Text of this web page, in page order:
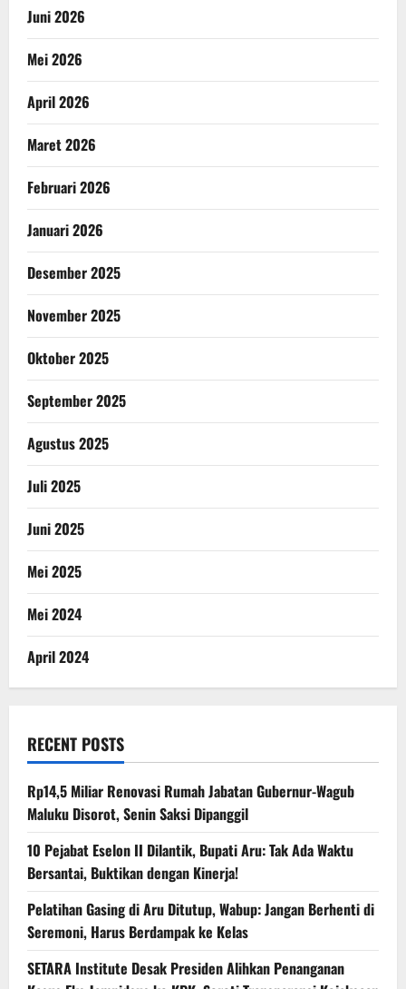
Juni 2026
Mei 2026
April 2026
Maret 2026
Februari 2026
Januari 2026
Desember 2025
November 2025
Oktober 2025
September 2025
Agustus 2025
Juli 2025
Juni 2025
Mei 2025
Mei 2024
April 2024
RECENT POSTS
Rp14,5 Miliar Renovasi Rumah Jabatan Gubernur-Wagub
Maluku Disorot, Senin Saksi Dipanggil
10 Pejabat Eselon II Dilantik, Bupati Aru: Tak Ada Waktu
Bersantai, Buktikan dengan Kinerja!
Pelatihan Gasing di Aru Ditutup, Wabup: Jangan Berhenti di
Seremoni, Harus Berdampak ke Kelas
SETARA Institute Desak Presiden Alihkan Penanganan